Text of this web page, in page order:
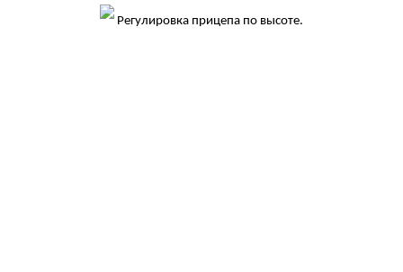
Регулировка прицепа по высоте.